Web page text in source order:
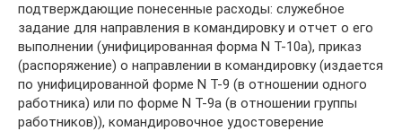
подтверждающие понесенные расходы: служебное
задание для направления в командировку и отчет о его
выполнении (унифицированная форма N Т-10а), приказ
(распоряжение) о направлении в командировку (издается
по унифицированной форме N Т-9 (в отношении одного
работника) или по форме N Т-9а (в отношении группы
работников)), командировочное удостоверение